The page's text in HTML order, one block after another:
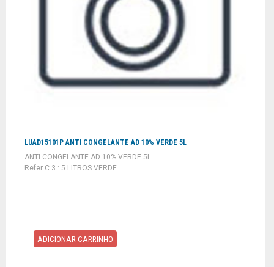
LUAD15101P ANTI CONGELANTE AD 10% VERDE 5L
ANTI CONGELANTE AD 10% VERDE 5L
Refer C 3 : 5 LITROS VERDE
ADICIONAR CARRINHO